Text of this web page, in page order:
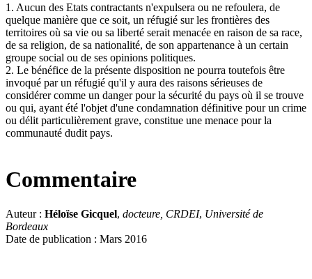
1. Aucun des Etats contractants n'expulsera ou ne refoulera, de
quelque manière que ce soit, un réfugié sur les frontières des
territoires où sa vie ou sa liberté serait menacée en raison de sa race,
de sa religion, de sa nationalité, de son appartenance à un certain
groupe social ou de ses opinions politiques.
2. Le bénéfice de la présente disposition ne pourra toutefois être
invoqué par un réfugié qu'il y aura des raisons sérieuses de
considérer comme un danger pour la sécurité du pays où il se trouve
ou qui, ayant été l'objet d'une condamnation définitive pour un crime
ou délit particulièrement grave, constitue une menace pour la
communauté dudit pays.
Commentaire
Auteur : Héloïse Gicquel, docteure, CRDEI, Université de
Bordeaux
Date de publication : Mars 2016